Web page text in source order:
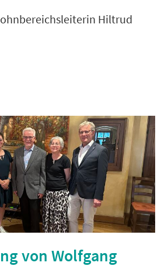
Hiltrud
von Wolfgang